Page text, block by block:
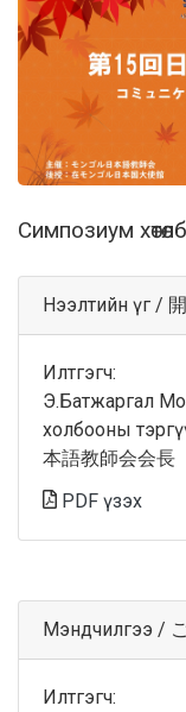
Симпозиум
Нээлтийн үг /
Илтгэгч:
Э.Батжаргал
холбооны
本語教師会会長
PDF үзэх
Мэндчилгээ /
Илтгэгч: